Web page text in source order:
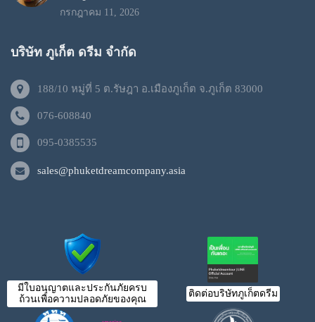
กรกฎาคม 11, 2026
บริษัท ภูเก็ต ดรีม จำกัด
188/10 หมู่ที่ 5 ต.รัษฎา อ.เมืองภูเก็ต จ.ภูเก็ต 83000
076-608840
095-0385535
sales@phuketdreamcompany.asia
มีใบอนุญาตและประกันภัยครบ
ถ้วนเพื่อความปลอดภัยของคุณ
ติดต่อบริษัทภูเก็ตดรีม